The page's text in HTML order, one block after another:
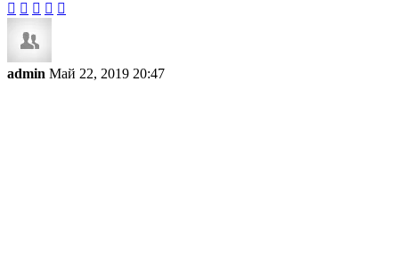
    
admin Май 22, 2019 20:47